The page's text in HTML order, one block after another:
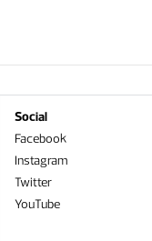
Social
Facebook
Instagram
Twitter
YouTube